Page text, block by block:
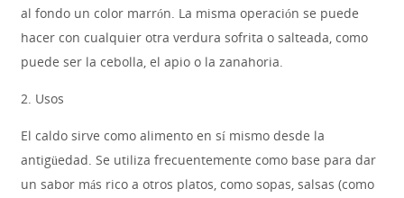
al fondo un color marrón. La misma operación se puede
hacer con cualquier otra verdura sofrita o salteada, como
puede ser la cebolla, el apio o la zanahoria.
2. Usos
El caldo sirve como alimento en sí mismo desde la
antigüedad. Se utiliza frecuentemente como base para dar
un sabor más rico a otros platos, como sopas, salsas (como